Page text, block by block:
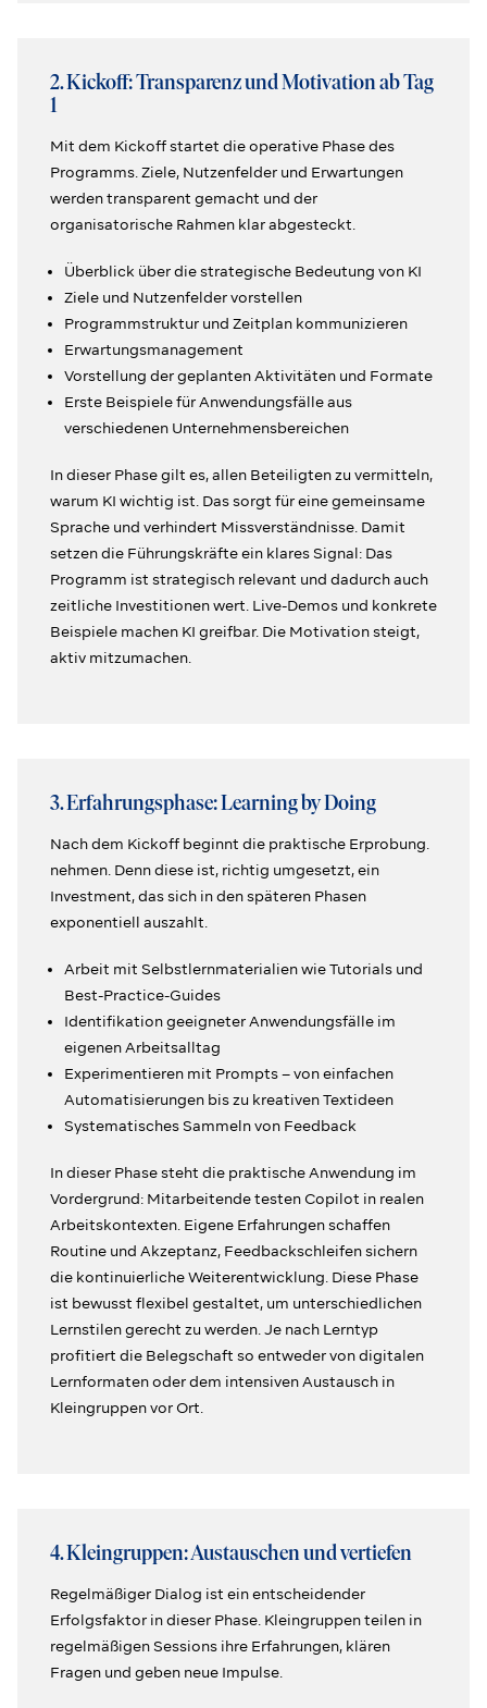
2. Kickoff: Transparenz und Motivation ab Tag
1
Mit dem Kickoff startet die operative Phase des
Programms. Ziele, Nutzenfelder und Erwartungen
werden transparent gemacht und der
organisatorische Rahmen klar abgesteckt.
Überblick über die strategische Bedeutung von KI
Ziele und Nutzenfelder vorstellen
Programmstruktur und Zeitplan kommunizieren
Erwartungsmanagement
Vorstellung der geplanten Aktivitäten und Formate
Erste Beispiele für Anwendungsfälle aus
verschiedenen Unternehmensbereichen
In dieser Phase gilt es, allen Beteiligten zu vermitteln,
warum KI wichtig ist. Das sorgt für eine gemeinsame
Sprache und verhindert Missverständnisse. Damit
setzen die Führungskräfte ein klares Signal: Das
Programm ist strategisch relevant und dadurch auch
zeitliche Investitionen wert. Live-Demos und konkrete
Beispiele machen KI greifbar. Die Motivation steigt,
aktiv mitzumachen.
3. Erfahrungsphase: Learning by Doing
Nach dem Kickoff beginnt die praktische Erprobung.
nehmen. Denn diese ist, richtig umgesetzt, ein
Investment, das sich in den späteren Phasen
exponentiell auszahlt.
Arbeit mit Selbstlernmaterialien wie Tutorials und
Best-Practice-Guides
Identifikation geeigneter Anwendungsfälle im
eigenen Arbeitsalltag
Experimentieren mit Prompts – von einfachen
Automatisierungen bis zu kreativen Textideen
Systematisches Sammeln von Feedback
In dieser Phase steht die praktische Anwendung im
Vordergrund: Mitarbeitende testen Copilot in realen
Arbeitskontexten. Eigene Erfahrungen schaffen
Routine und Akzeptanz, Feedbackschleifen sichern
die kontinuierliche Weiterentwicklung. Diese Phase
ist bewusst flexibel gestaltet, um unterschiedlichen
Lernstilen gerecht zu werden. Je nach Lerntyp
profitiert die Belegschaft so entweder von digitalen
Lernformaten oder dem intensiven Austausch in
Kleingruppen vor Ort.
4. Kleingruppen: Austauschen und vertiefen
Regelmäßiger Dialog ist ein entscheidender
Erfolgsfaktor in dieser Phase. Kleingruppen teilen in
regelmäßigen Sessions ihre Erfahrungen, klären
Fragen und geben neue Impulse.